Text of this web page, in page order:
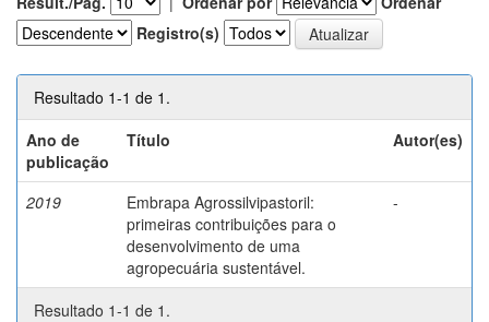
Registro(s)
Resultado 1-1 de 1.
Ano de
publicação
Título Autor(es)
2019
Embrapa Agrossilvipastoril:
primeiras contribuições para o
desenvolvimento de uma
agropecuária sustentável.
-
Resultado 1-1 de 1.